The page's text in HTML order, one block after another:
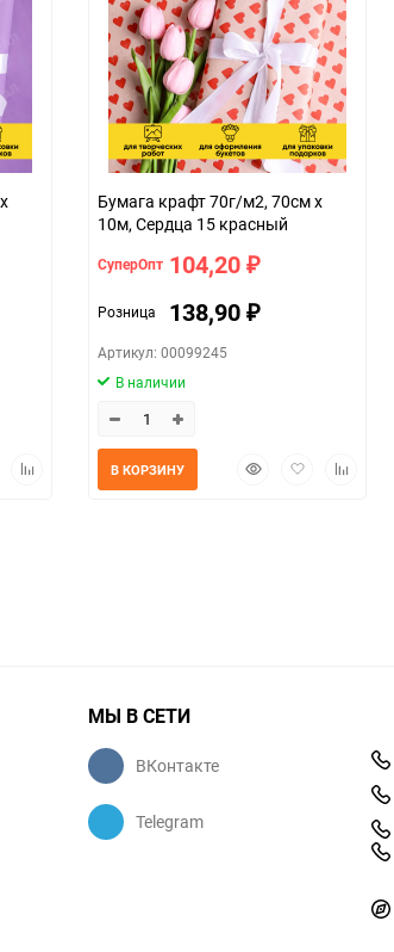
Добавить
Бумага крафт 70г/м2, 70см x
10м, Сердца 15 красный
СуперОпт 104,20 ₽
Розница 138,90 ₽
Артикул: 00099245
В наличии
БыстрыйДобавитьДобавить
В КОРЗИНУ
МЫ В СЕТИ
ВКонтакте
Telegram